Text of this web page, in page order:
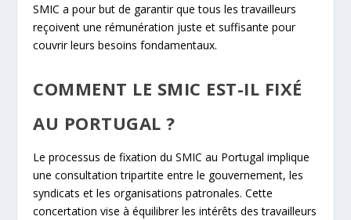
SMIC a pour but de garantir que tous les travailleurs
reçoivent une rémunération juste et suffisante pour
couvrir leurs besoins fondamentaux.
COMMENT LE SMIC EST-IL FIXÉ
AU PORTUGAL ?
Le processus de fixation du SMIC au Portugal implique
une consultation tripartite entre le gouvernement, les
syndicats et les organisations patronales. Cette
concertation vise à équilibrer les intérêts des travailleurs